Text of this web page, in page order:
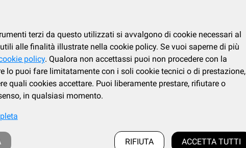
Privacy
Cookies policy
Fila, 106/c, Loc. Trivero, 13835 Valdilana (BI) | tel. 015.737.634
: IT 02339730026 - iscrizione al registro Imprese di Biella e Vercelli: 02339730026
la CCIAA di Biella al numero BI 186883, Capitale Sociale i.v.: euro 10.000,00
terzi da questo utilizzati si avvalgono di cookie necessari al
alle finalità illustrate nella cookie policy. Se vuoi saperne di più
policy. Qualora non accettassi puoi non procedere con la
lo puoi fare limitatamente con i soli cookie tecnici o di prestazione,
quali cookies accettare. Puoi liberamente prestare, rifiutare o
in qualsiasi momento.
RIFIUTA ACCETTA TUTTI